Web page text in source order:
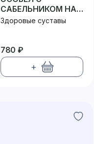
САБЕЛЬНИКОМ НА
РАСТИТЕЛЬНОЙ
Здоровые суставы
780 ₽
+